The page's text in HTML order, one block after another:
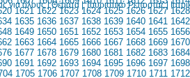
1621 1622 1623 1624 1625 1626 1627 1628
1635 1636 1637 1638 1639 1640 1641 1642
1649 1650 1651 1652 1653 1654 1655 1656
1663 1664 1665 1666 1667 1668 1669 1670
1677 1678 1679 1680 1681 1682 1683 1684
1691 1692 1693 1694 1695 1696 1697 1698
1705 1706 1707 1708 1709 1710 1711 1712
για όλους|Θέματα|Τουριστικό Ρεπορτάζ|